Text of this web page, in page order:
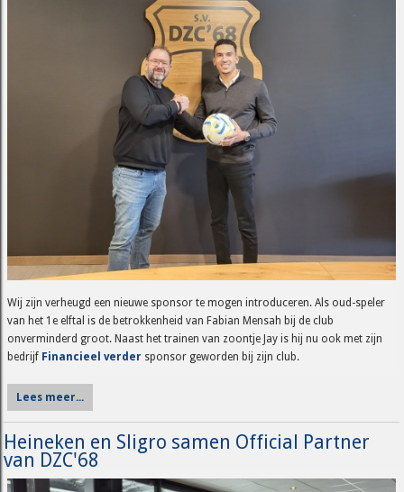
Wij zijn verheugd een nieuwe sponsor te mogen introduceren. Als oud-speler
van het 1e elftal is de betrokkenheid van Fabian Mensah bij de club
onverminderd groot. Naast het trainen van zoontje Jay is hij nu ook met zijn
bedrijf Financieel verder sponsor geworden bij zijn club.
Lees meer...
Heineken en Sligro samen Official Partner
van DZC'68